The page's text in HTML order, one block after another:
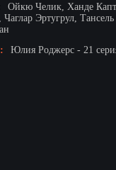
Ойкю Челик, Ханде
Эртугрул,
Юлия Роджерс - 21